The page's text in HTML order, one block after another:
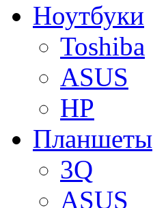
Ноутбуки
Toshiba
ASUS
HP
Планшеты
3Q
ASUS